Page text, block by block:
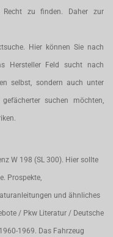
zu finden. Daher zur
Hier können Sie nach
Hersteller Feld sucht nach
selbst, sondern auch unter
suchen möchten,
W 198 (SL 300). Hier sollte
Prospekte,
und ähnliches
/ Pkw Literatur / Deutsche
1969. Das Fahrzeug